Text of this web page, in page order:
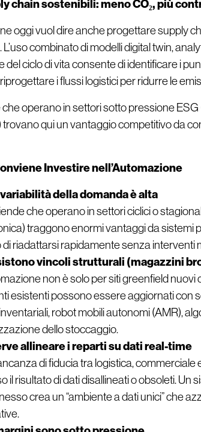
Chi siamo
chain sostenibili: meno CO₂, più
oggi vuol dire anche progettare supply
combinato di modelli digital twin,
del ciclo di vita consente di identificare i
i flussi logistici per ridurre le
operano in settori sotto pressione ESG
qui un vantaggio competitivo da
Investire nell’Automazione
della domanda è alta
che operano in settori ciclici o
traggono enormi vantaggi da sistemi
riadattarsi rapidamente senza interventi
vincoli strutturali (magazzini
non è solo per siti greenfield nuovi
esistenti possono essere aggiornati con
robot mobili autonomi (AMR),
dello stoccaggio.
allineare i reparti su dati real-time
di fiducia tra logistica, commerciale
il risultato di dati disallineati o obsoleti. Un
crea un “ambiente a dati unici” che